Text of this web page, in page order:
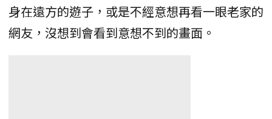
身在遠方的遊子，或是不經意想再看一眼老家的
網友，沒想到會看到意想不到的畫面。